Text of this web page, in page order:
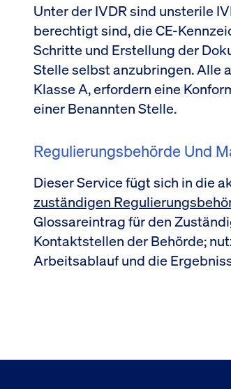
Unter der IVDR sind unsterile
berechtigt sind, die CE-
Schritte und Erstellung der
Stelle selbst anzubringen. Alle
Klasse A, erfordern eine
einer Benannten Stelle.
Regulierungsbehörde Und
Dieser Service fügt sich in die
zuständigen
Glossareintrag für den
Kontaktstellen der Behörde;
Arbeitsablauf und die